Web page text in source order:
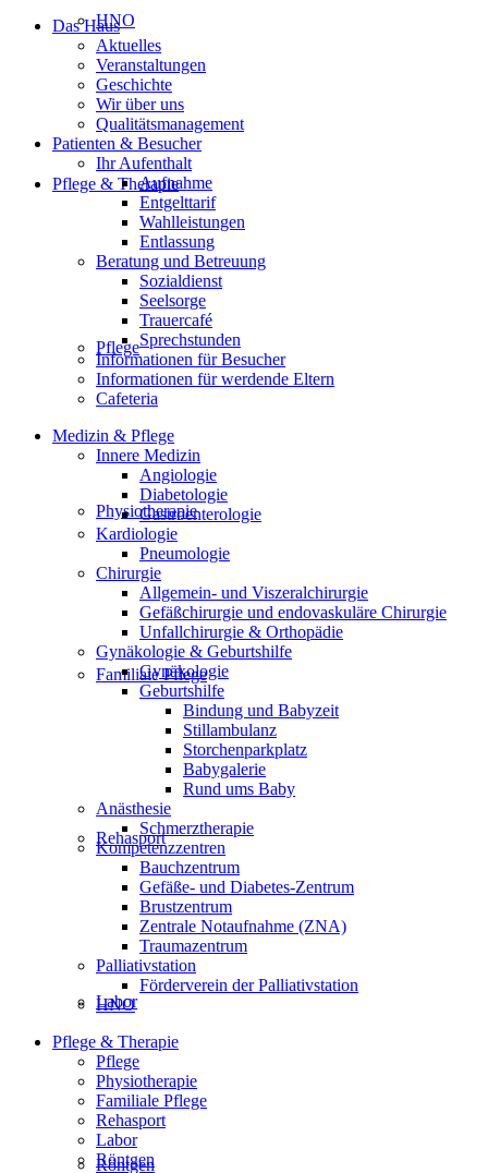
HNO
Pflege & Therapie
Pflege
Physiotherapie
Familiale Pflege
Rehasport
Labor
Röntgen
Das Haus
Aktuelles
Veranstaltungen
Geschichte
Wir über uns
Qualitätsmanagement
Patienten & Besucher
Ihr Aufenthalt
Aufnahme
Entgelttarif
Wahlleistungen
Entlassung
Beratung und Betreuung
Sozialdienst
Seelsorge
Trauercafé
Sprechstunden
Informationen für Besucher
Informationen für werdende Eltern
Cafeteria
Medizin & Pflege
Innere Medizin
Angiologie
Diabetologie
Gastroenterologie
Kardiologie
Pneumologie
Chirurgie
Allgemein- und Viszeralchirurgie
Gefäßchirurgie und endovaskuläre Chirurgie
Unfallchirurgie & Orthopädie
Gynäkologie & Geburtshilfe
Gynäkologie
Geburtshilfe
Bindung und Babyzeit
Stillambulanz
Storchenparkplatz
Babygalerie
Rund ums Baby
Anästhesie
Schmerztherapie
Kompetenzzentren
Bauchzentrum
Gefäße- und Diabetes-Zentrum
Brustzentrum
Zentrale Notaufnahme (ZNA)
Traumazentrum
Palliativstation
Förderverein der Palliativstation
HNO
Pflege & Therapie
Pflege
Physiotherapie
Familiale Pflege
Rehasport
Labor
Röntgen